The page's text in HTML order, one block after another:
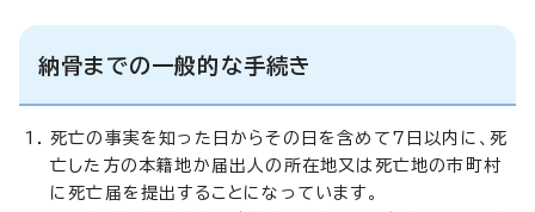
納骨までの一般的な手続き
死亡の事実を知った日からその日を含めて7日以内に、死
亡した方の本籍地か届出人の所在地又は死亡地の市町村
に死亡届を提出することになっています。